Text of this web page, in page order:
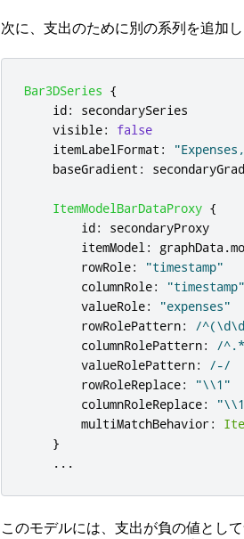
次に、支出のために別の系列を追加し
Bar3DSeries {
id:
secondarySeries
visible:
false
itemLabelFormat :
baseGradient :
ItemModelBarDataProxy {
id:
secondaryProxy
itemModel: graphData .
rowRole:
"timestamp"
columnRole:
"timestamp"
valueRole:
"expenses"
rowRolePattern:
/
columnRolePattern:
/
valueRolePattern:
/-/
rowRoleReplace:
"\\1"
columnRoleReplace:
multiMatchBehavior:
}
...
このモデルには、支出が負の値とし